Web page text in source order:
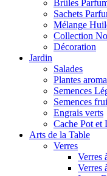
Brûles
Sachets
Mélange
Collection
Décoration
Jardin
Salades
Plantes
Semences
Semences
Engrais verts
Cache Pot et
Arts de la Table
Verres
Verres
Verres